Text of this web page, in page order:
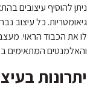
ניתן להוסיף עיצובים
גיאומטריות. כל עיצוב
לו את הכבוד הראוי.
והאלמנטים המתאימים
יתרונות